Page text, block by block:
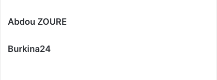
Abdou ZOURE
Burkina24